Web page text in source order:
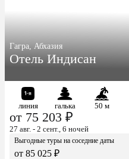
Гагра, Абхазия
Отель Индисан
линия галька 50 м
от 75 203 ₽
27 авг. - 2 сент., 6 ночей
Выгодные туры на соседние даты
от 85 025 ₽